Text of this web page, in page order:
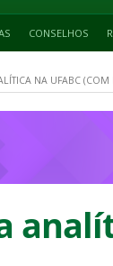
CONSELHOS
NA UFABC (COM